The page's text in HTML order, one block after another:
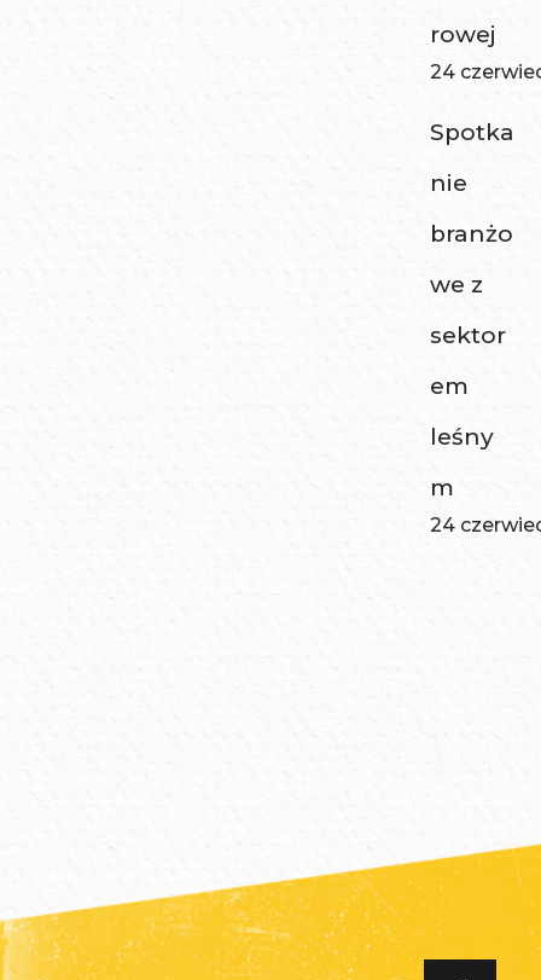
rowej
24
Spotka
nie
branżo
we z
sektor
em
leśny
m
24